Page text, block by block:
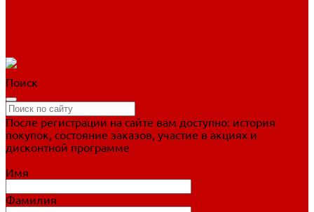
Поиск
После регистрации на сайте вам доступно: история
покупок, состояние заказов, участие в акциях и
дисконтной программе
Имя
Фамилия